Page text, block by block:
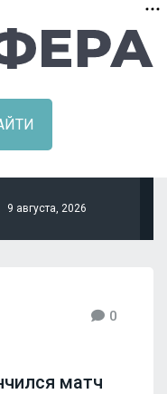
9 августа, 2026
0
матч